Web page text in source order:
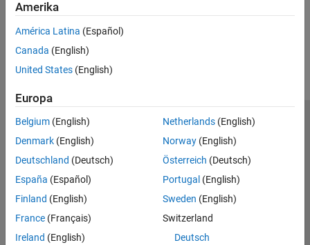
Amerika
América Latina (Español)
Canada (English)
United States (English)
Europa
Belgium (English)
Denmark (English)
Deutschland (Deutsch)
España (Español)
Finland (English)
France (Français)
Ireland (English)
Netherlands(English)
Norway(English)
Österreich (Deutsch)
Portugal (English)
Sweden (English)
Switzerland
Deutsch
Trust Center
Datenschutz-Richtlinien
Datendiebstahl verhindern
Status von Anwendungen
© 1994-2026 The MathWorks, Inc.
Website auswählen
Deutschland